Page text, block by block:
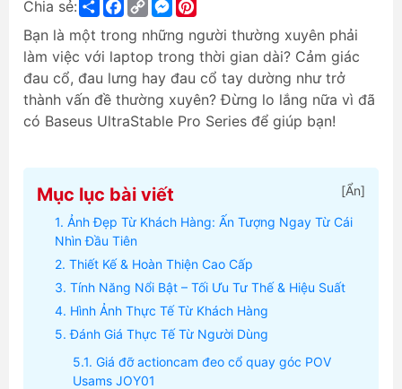
Chia sẻ:
Link
Bạn là một trong những người thường xuyên phải
làm việc với laptop trong thời gian dài? Cảm giác
đau cổ, đau lưng hay đau cổ tay dường như trở
thành vấn đề thường xuyên? Đừng lo lắng nữa vì đã
có Baseus UltraStable Pro Series để giúp bạn!
Mục lục bài viết [Ẩn]
Ảnh Đẹp Từ Khách Hàng: Ấn Tượng Ngay Từ Cái
Nhìn Đầu Tiên
Thiết Kế & Hoàn Thiện Cao Cấp
Tính Năng Nổi Bật – Tối Ưu Tư Thế & Hiệu Suất
Hình Ảnh Thực Tế Từ Khách Hàng
Đánh Giá Thực Tế Từ Người Dùng
Giá đỡ actioncam đeo cổ quay góc POV
Usams JOY01